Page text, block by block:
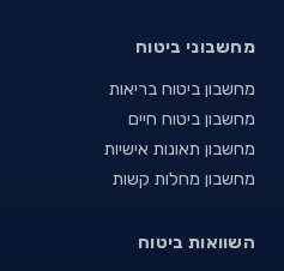
מחשבוני ביטוח
מחשבון ביטוח בריאות
מחשבון ביטוח חיים
מחשבון תאונות אישיות
מחשבון מחלות קשות
השוואות ביטוח